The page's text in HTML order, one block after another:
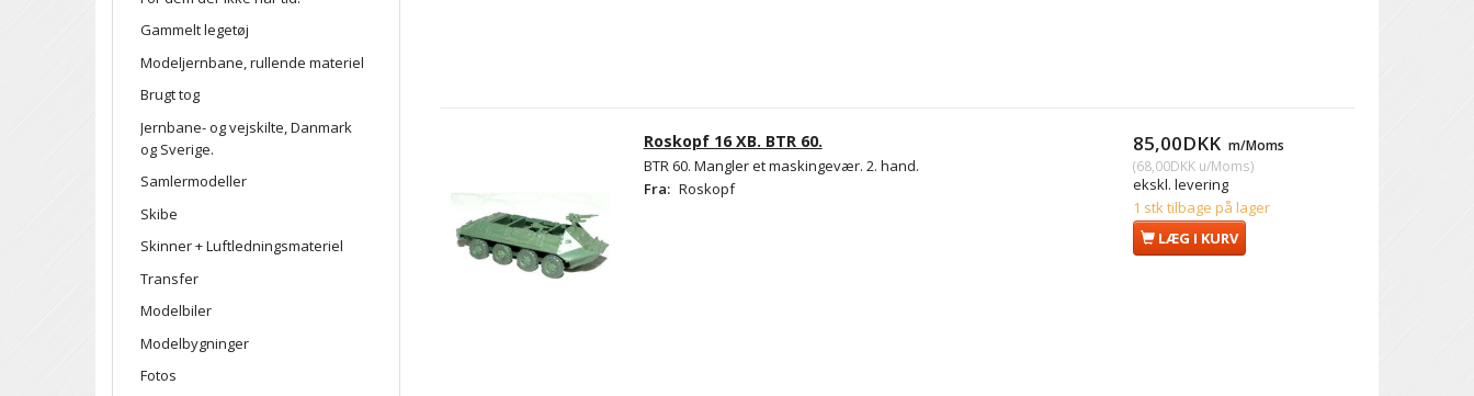
Gammelt legetøj
Modeljernbane, rullende materiel
Brugt tog
Jernbane- og vejskilte, Danmark
og Sverige.
Samlermodeller
Skibe
Skinner + Luftledningsmateriel
Transfer
Modelbiler
Modelbygninger
Fotos
Roskopf 16 XB. BTR 60.
BTR 60. Mangler et maskingevær. 2. hand.
Fra: Roskopf
85,00DKK m/Moms
(68,00DKKu/Moms)
ekskl. levering
1 stk tilbage på lager
LÆG I KURV